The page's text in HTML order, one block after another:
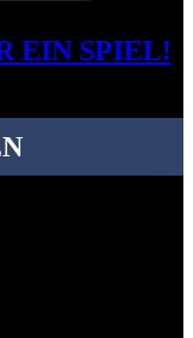
EIN SPIEL!